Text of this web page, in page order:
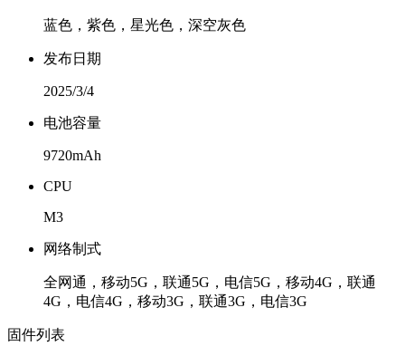
蓝色，紫色，星光色，深空灰色
发布日期
2025/3/4
电池容量
9720mAh
CPU
M3
网络制式
全网通，移动5G，联通5G，电信5G，移动4G，联通
4G，电信4G，移动3G，联通3G，电信3G
固件列表